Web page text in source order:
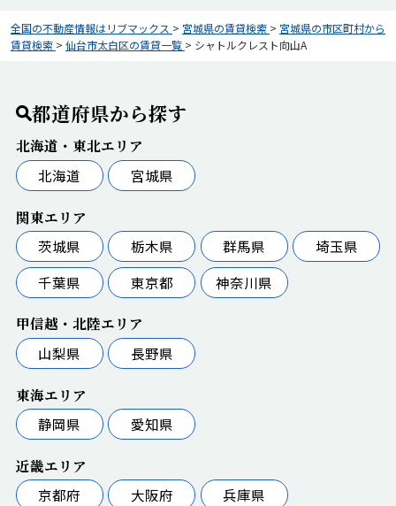
全国の不動産情報はリブマックス > 宮城県の賃貸検索 > 宮城県の市区町村から
賃貸検索 > 仙台市太白区の賃貸一覧 > シャトルクレスト向山A
都道府県から探す
北海道・東北エリア
北海道
宮城県
関東エリア
茨城県
栃木県 群馬県
埼玉県
千葉県
東京都 神奈川県
甲信越・北陸エリア
山梨県
長野県
東海エリア
静岡県
愛知県
近畿エリア
京都府
大阪府 兵庫県